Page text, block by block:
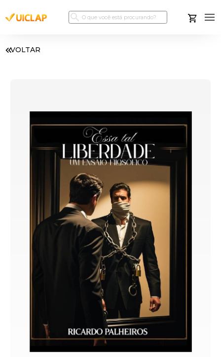
VOLTAR